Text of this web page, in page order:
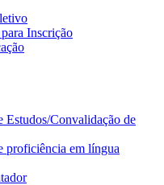
Inscrição
Estudos/Convalidação de
proficiência em língua